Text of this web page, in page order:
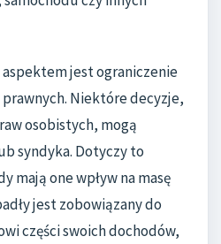
jest ograniczenie
Niektóre decyzje,
osobistych, mogą
syndyka. Dotyczy to
mają one wpływ na masę
jest zobowiązany do
części swoich dochodów,